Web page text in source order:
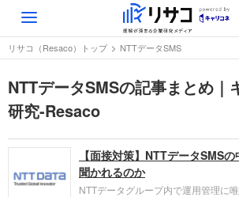
Toggle
navigation
リサコ（Resaco）トップ NTTデータSMS
NTTデータSMSの記事まとめ｜
研究-Resaco
【面接対策】NTTデータSMS
聞かれるのか
NTTデータグループ内で運用管理に